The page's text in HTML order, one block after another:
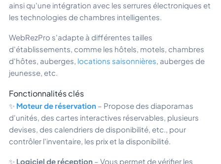
ainsi qu'une intégration avec les serrures électroniques et
les technologies de chambres intelligentes.
WebRezPro s'adapte à différentes tailles
d'établissements, comme les hôtels, motels, chambres
d'hôtes, auberges, locations saisonnières , auberges de
jeunesse, etc.
Fonctionnalités clés
✨ Moteur de réservation – Propose des diaporamas
d'unités, des cartes interactives réservables, plusieurs
devises, des calendriers de disponibilité, etc., pour
contrôler l'inventaire, les prix et la disponibilité.
✨ Logiciel de réception – Vous permet de vérifier les